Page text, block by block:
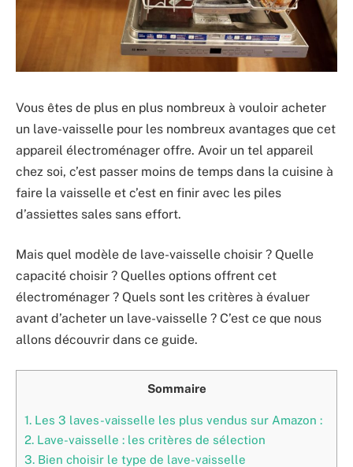
Vous êtes de plus en plus nombreux à vouloir acheter
un lave-vaisselle pour les nombreux avantages que cet
appareil électroménager offre. Avoir un tel appareil
chez soi, c’est passer moins de temps dans la cuisine à
faire la vaisselle et c’est en finir avec les piles
d’assiettes sales sans effort.
Mais quel modèle de lave-vaisselle choisir ? Quelle
capacité choisir ? Quelles options offrent cet
électroménager ? Quels sont les critères à évaluer
avant d’acheter un lave-vaisselle ? C’est ce que nous
allons découvrir dans ce guide.
Sommaire
1. Les 3 laves-vaisselle les plus vendus sur Amazon :
2. Lave-vaisselle : les critères de sélection
3. Bien choisir le type de lave-vaisselle